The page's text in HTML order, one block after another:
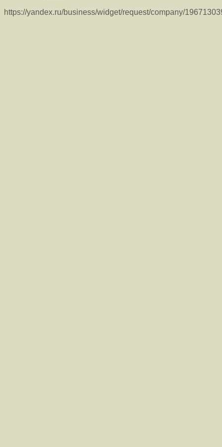
https://yandex.ru/business/widget/request/company/